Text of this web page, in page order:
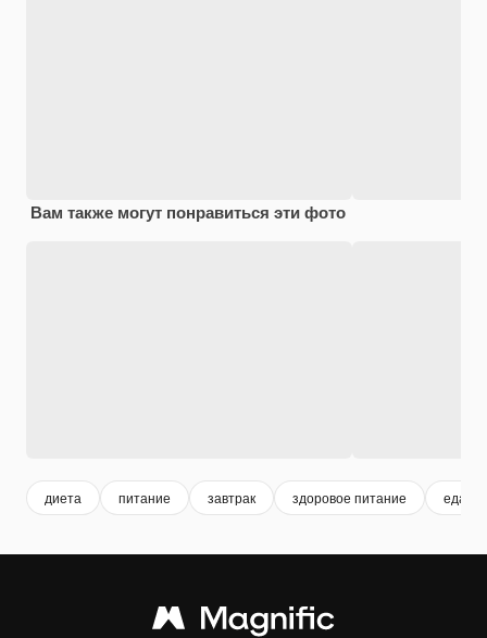
Вам также могут понравиться эти фото
диета питание завтрак здоровое питание еда